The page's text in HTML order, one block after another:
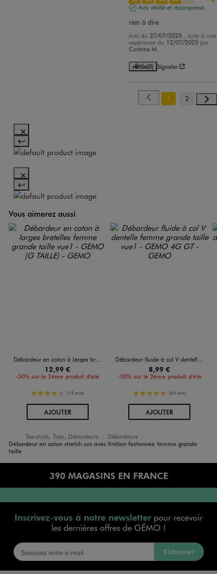
Avis vérifié et récompensé
rien à dire
Avis du 27/07/2025
, suite à une
expérience du 12/07/2025 par
Corinne M.
Utile(0) Signaler
1 2
Vous aimerez aussi
Débardeur en coton à larges bretelles femme grande taille
12,99 €
-50% sur le 2ème produit d'été
4/5 de moyenne
(14 avis)
AJOUTERAU PANIER
Débardeur fluide à col V dentelle femme grande taille
8,99 €
-50% sur le 2ème produit d'été
5/5 de moyenne
(64 avis)
AJOUTERAU PANIER
Accueil
Femme
Vêtements
Tee-shirts, Tops, Débardeurs
Débardeurs
Débardeur en coton stretch uni avec finition festonnée femme grande
taille
390 MAGASINS EN FRANCE
Inscrivez-vous à notre newsletterpour recevoir
les dernières offres de GÉMO !
S’abonner